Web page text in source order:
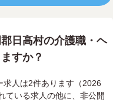
日高村の介護職・ヘ
すか？
人は2件あります（2026
ている求人の他に、非公開